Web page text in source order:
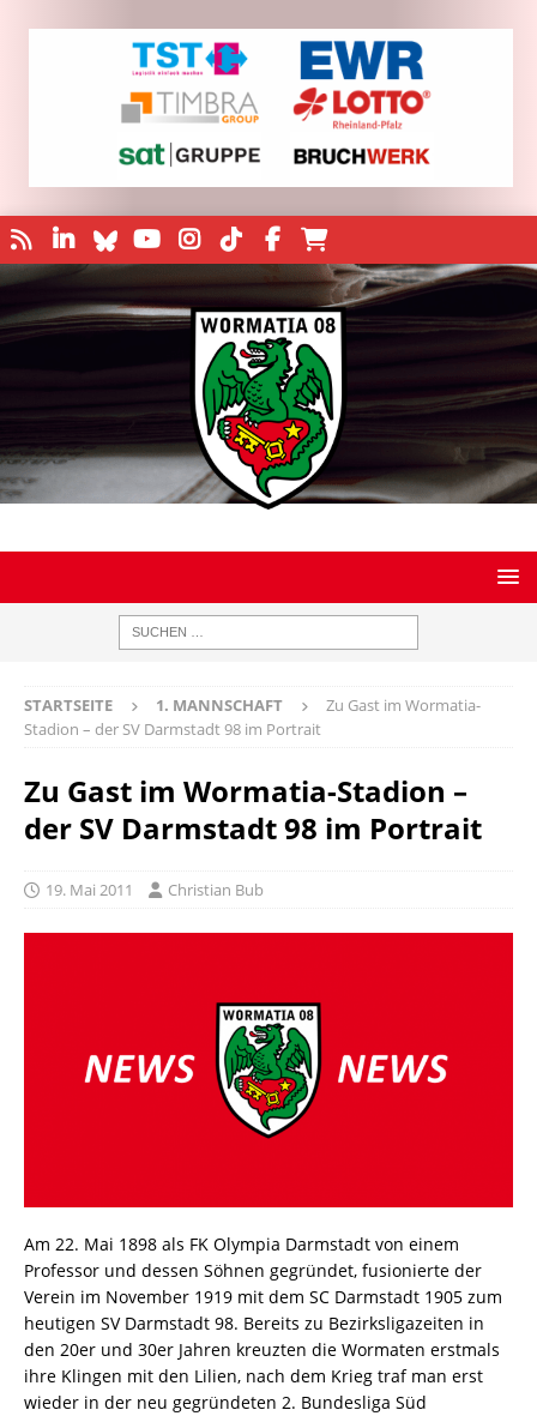
STARTSEITE 1. MANNSCHAFT
Zu Gast im Wormatia-
Stadion – der SV Darmstadt 98 im Portrait
Zu Gast im Wormatia-Stadion –
der SV Darmstadt 98 im Portrait
19. Mai 2011 Christian Bub
Am 22. Mai 1898 als FK Olympia Darmstadt von einem
Professor und dessen Söhnen gegründet, fusionierte der
Verein im November 1919 mit dem SC Darmstadt 1905 zum
heutigen SV Darmstadt 98. Bereits zu Bezirksligazeiten in
den 20er und 30er Jahren kreuzten die Wormaten erstmals
ihre Klingen mit den Lilien, nach dem Krieg traf man erst
wieder in der neu gegründeten 2. Bundesliga Süd